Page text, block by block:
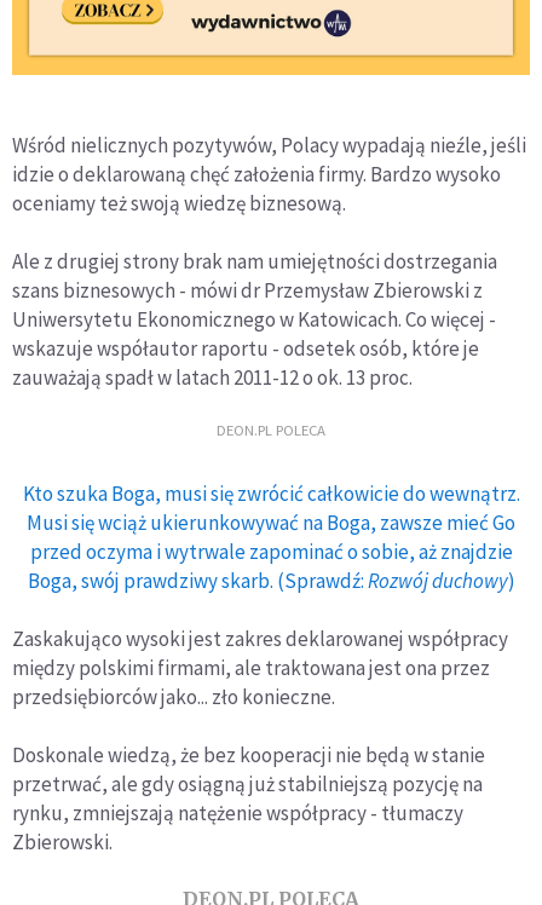
Wśród nielicznych pozytywów, Polacy wypadają nieźle, jeśli
idzie o deklarowaną chęć założenia firmy. Bardzo wysoko
oceniamy też swoją wiedzę biznesową.
Ale z drugiej strony brak nam umiejętności dostrzegania
szans biznesowych - mówi dr Przemysław Zbierowski z
Uniwersytetu Ekonomicznego w Katowicach. Co więcej -
wskazuje współautor raportu - odsetek osób, które je
zauważają spadł w latach 2011-12 o ok. 13 proc.
DEON.PL POLECA
Kto szuka Boga, musi się zwrócić całkowicie do wewnątrz.
Musi się wciąż ukierunkowywać na Boga, zawsze mieć Go
przed oczyma i wytrwale zapominać o sobie, aż znajdzie
Boga, swój prawdziwy skarb. (Sprawdź:Rozwój duchowy)
Zaskakująco wysoki jest zakres deklarowanej współpracy
między polskimi firmami, ale traktowana jest ona przez
przedsiębiorców jako... zło konieczne.
Doskonale wiedzą, że bez kooperacji nie będą w stanie
przetrwać, ale gdy osiągną już stabilniejszą pozycję na
rynku, zmniejszają natężenie współpracy - tłumaczy
Zbierowski.
DEON.PL POLECA